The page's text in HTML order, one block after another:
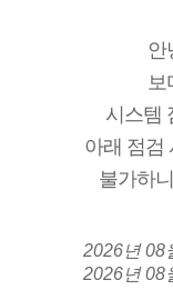
안
보
시스템
아래 점검
불가하
2026년 08
2026년 08